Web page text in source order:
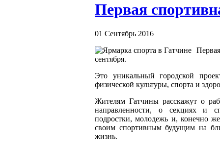
Первая
01 Сентябрь 2016
сентября.
Это уникальный городской
физической культуры, спорта и
Жителям Гатчины расскажут о
направленности, о секциях и
подростки, молодежь и, конечно
своим спортивным будущим на
жизнь.